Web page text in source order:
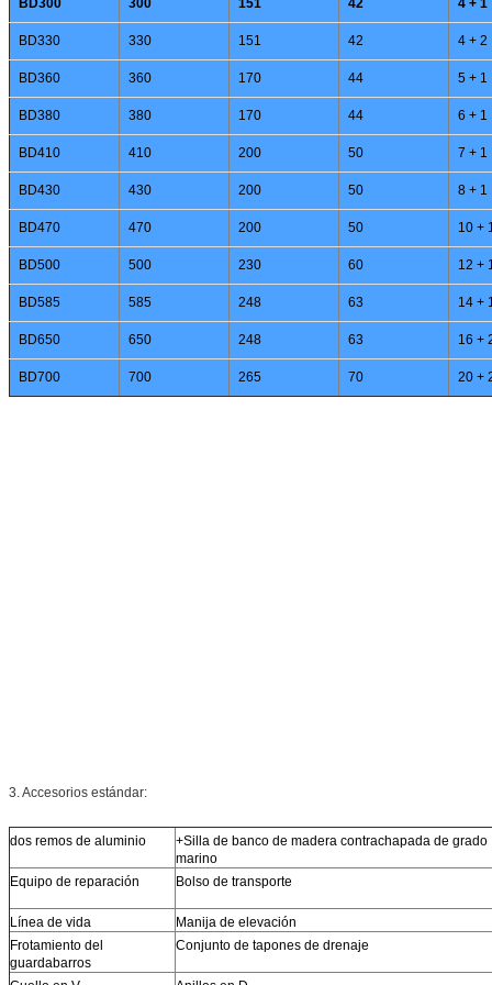
BD300 300 151 42 4 + 1
BD330 330 151 42 4 + 2
BD360 360 170 44 5 + 1
BD380 380 170 44 6 + 1
BD410 410 200 50 7 + 1
BD430 430 200 50 8 + 1
BD470 470 200 50 10 +
BD500 500 230 60 12 +
BD585 585 248 63 14 +
BD650 650 248 63 16 +
BD700 700 265 70 20 +
3. Accesorios estándar:
dos remos de aluminio
+Silla de banco de madera contrachapada de grado
marino
Equipo de reparación
Bolso de transporte
Línea de vida
Manija de elevación
Frotamiento del
guardabarros
Conjunto de tapones de drenaje